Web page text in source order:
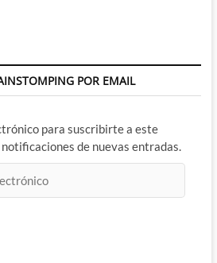
POR EMAIL
para suscribirte a este
de nuevas entradas.